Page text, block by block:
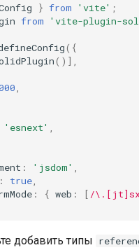
} from 'vite' ;
from 'vite-plugin-
({
()],
'esnext'
: 'jsdom'
: true
: { web : [ /
добавить типы